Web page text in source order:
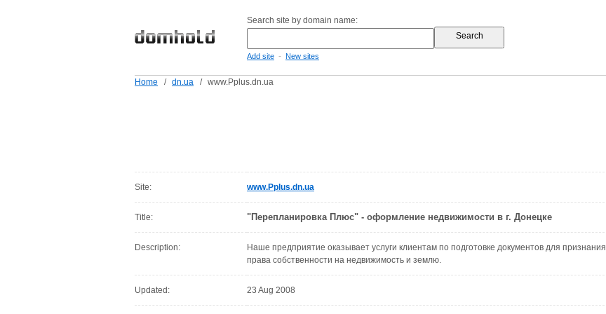
Search site by domain name:
Add site - New sites
Home / dn.ua / www.Pplus.dn.ua
Site: www.Pplus.dn.ua
Title: "Перепланировка Плюс" - оформление недвижимости в г. Донецке
Description:
Наше предприятие оказывает услуги клиентам по подготовке документов для признания
права собственности на недвижимость и землю.
Updated: 23 Aug 2008